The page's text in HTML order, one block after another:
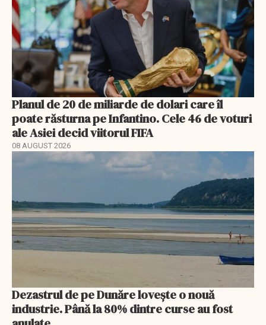
Planul de 20 de miliarde de dolari care îl
poate răsturna pe Infantino. Cele 46 de voturi
ale Asiei decid viitorul FIFA
08 AUGUST 2026
Dezastrul de pe Dunăre lovește o nouă
industrie. Până la 80% dintre curse au fost